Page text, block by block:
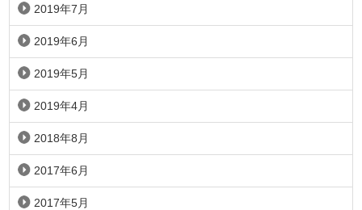
2019年7月
2019年6月
2019年5月
2019年4月
2018年8月
2017年6月
2017年5月